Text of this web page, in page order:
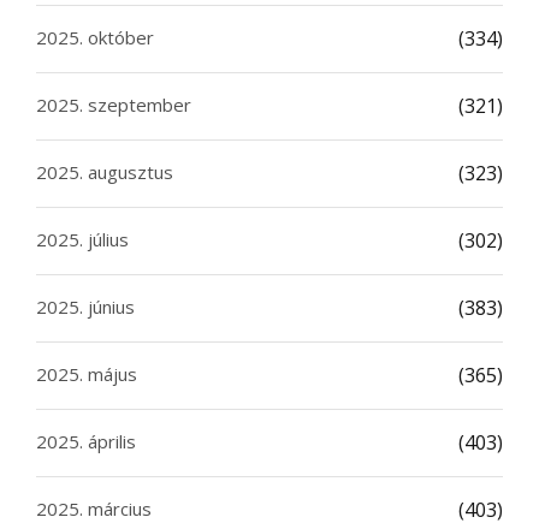
2025. október (334)
2025. szeptember (321)
2025. augusztus (323)
2025. július (302)
2025. június (383)
2025. május (365)
2025. április (403)
2025. március (403)